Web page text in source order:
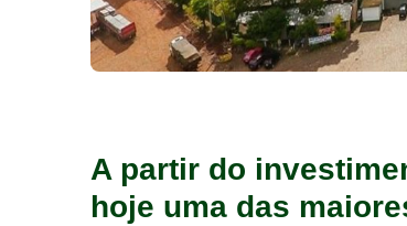
A partir do
hoje uma das